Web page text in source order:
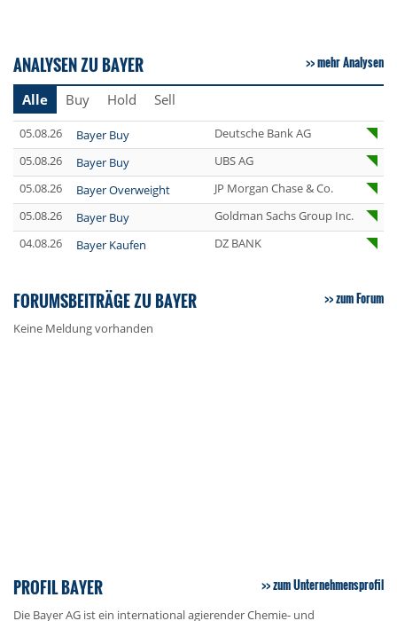
ANALYSEN ZU BAYER mehr Analysen
Alle Buy Hold Sell
05.08.26 Bayer Buy
Deutsche Bank AG
05.08.26
Bayer Buy
UBS AG
05.08.26
Bayer Overweight
JP Morgan Chase & Co.
05.08.26
Bayer Buy
Goldman Sachs Group Inc.
04.08.26
Bayer Kaufen DZ BANK
FORUMSBEITRÄGE ZU BAYER zum Forum
Keine Meldung vorhanden
PROFIL BAYER zum Unternehmensprofil
Die Bayer AG ist ein international agierender Chemie- und